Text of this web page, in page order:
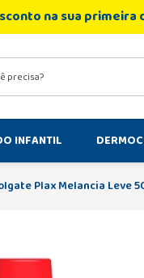
na sua primeira
INFANTIL
Plax Melancia Leve